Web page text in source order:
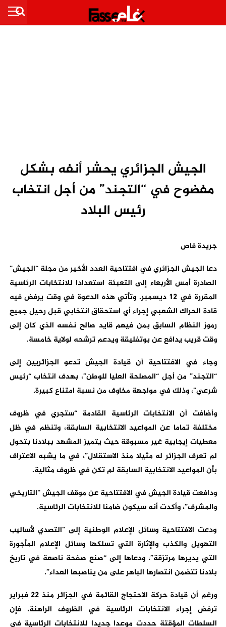
الجيش الجزائري يحشر أنفه بشكل
مفضوح في “التجند” من أجل انتخاب
رئيس البلاد
جريدة فاص
دعا الجيش الجزائري في افتتاحية العدد الأخير من مجلة “الجيش”
الصادرة أمس الأربعاء إلى التعبئة استعدادا للانتخابات الرئاسية
المقررة في 12 ديسمبر. وتأتي هذه الدعوة في وقت يرفض فيه
قادة الحراك الشعبي إجراء أي استحقاق انتخابي قبل رحيل جميع
رموز النظام السابق بمن فيهم قايد صالح نفسه الذي كان إلى
وقت قريب يدافع عن بوتفليقة ويدعم ترشحه لولاية خامسة.
وجاء في الافتتاحية أن قيادة الجيش تدعو الجزائريين إلى
“التجند” من أجل “المصلحة العليا للوطن”، بهدف انتخاب “رئيس
شرعي”، وذلك في مواجهة مخاوف من نسبة امتناع كبيرة.
وأضافت أن الانتخابات الرئاسية القادمة “ستجري في ظروف
مختلفة تماما عن المواعيد الانتخابية السابقة، وتنظم في ظل
معطيات إيجابية غير مسبوقة حيث يتميز المشهد ببلادنا بتحول
لم تعرف الجزائر له مثيلا منذ الاستقلال”، في ما يشبه الاعتراف
بأن المواعيد الانتخابية السابقة لم تكن في ظروف مثالية.
ودافعت قيادة الجيش في الافتتاحية عن موقف الجيش “التاريخي
والمشرف”، وأكدت أنه سيكون ضامنا للانتخابات الرئاسية.
ودعت الافتتاحية وسائل الإعلام الوطنية إلى “التصدي لأساليب
التهويل والكذب والإثارة التي تسلكها وسائل الإعلام المأجورة
التي يديرها مرتزقة”، ودعاها إلى “صنع صفحة ناصعة في تاريخ
بلادنا تتضمن انتصارها الباهر على من يناصبها العداء”.
ورغم أن قيادة حركة الاحتجاج القائمة في الجزائر منذ 22 فبراير
ترفض إجراء الانتخابات الرئاسية في الظروف الراهنة، فإن
السلطات المؤقتة حددت موعدا جديدا للانتخابات الرئاسية في